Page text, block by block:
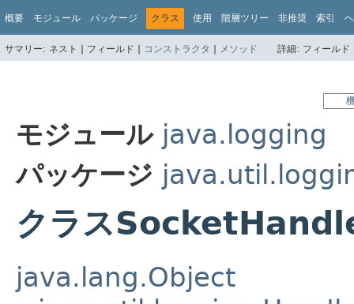
概要 モジュール パッケージ クラス 使用 階層ツリー 非推奨 索引
サマリー: ネスト | フィールド | コンストラクタ | メソッド 詳細: フィール
モジュール java.logging
パッケージ
クラス
java.lang.Object